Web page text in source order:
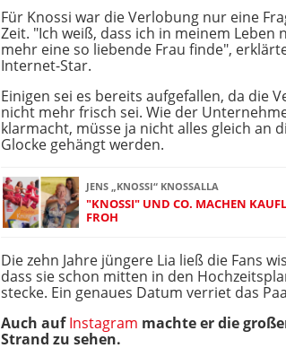
Für Knossi war die Verlobung nur eine
Zeit. "Ich weiß, dass ich in meinem Leben
mehr eine so liebende Frau finde",
Internet-Star.
Einigen sei es bereits aufgefallen, da die
nicht mehr frisch sei. Wie der
klarmacht, müsse ja nicht alles gleich an
Glocke gehängt werden.
JENS „KNOSSI“ KNOSSALLA
"KNOSSI" UND CO. MACHEN
FROH
Die zehn Jahre jüngere Lia ließ die Fans
dass sie schon mitten in den
stecke. Ein genaues Datum verriet das
Auch aufInstagram machte er die
Strand zu sehen.